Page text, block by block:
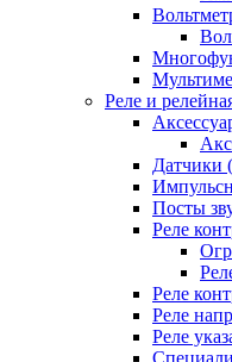
Реле и
Датчики
Посты
Реле
Реле
Реле
Реле